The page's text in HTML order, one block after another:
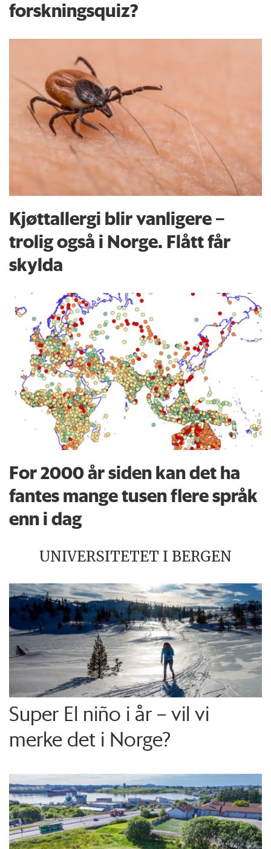
forskningsquiz?
Kjøttallergi blir vanligere –
trolig også i Norge. Flått får
skylda
For 2000 år siden kan det ha
fantes mange tusen flere språk
enn i dag
UNIVERSITETET I BERGEN
Super El niño i år – vil vi
merke det i Norge?